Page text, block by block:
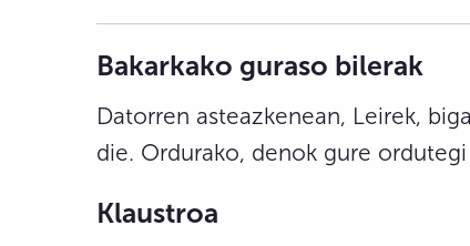
Bakarkako guraso bilerak
Datorren asteazkenean, Leirek,
die. Ordurako, denok gure
Klaustroa